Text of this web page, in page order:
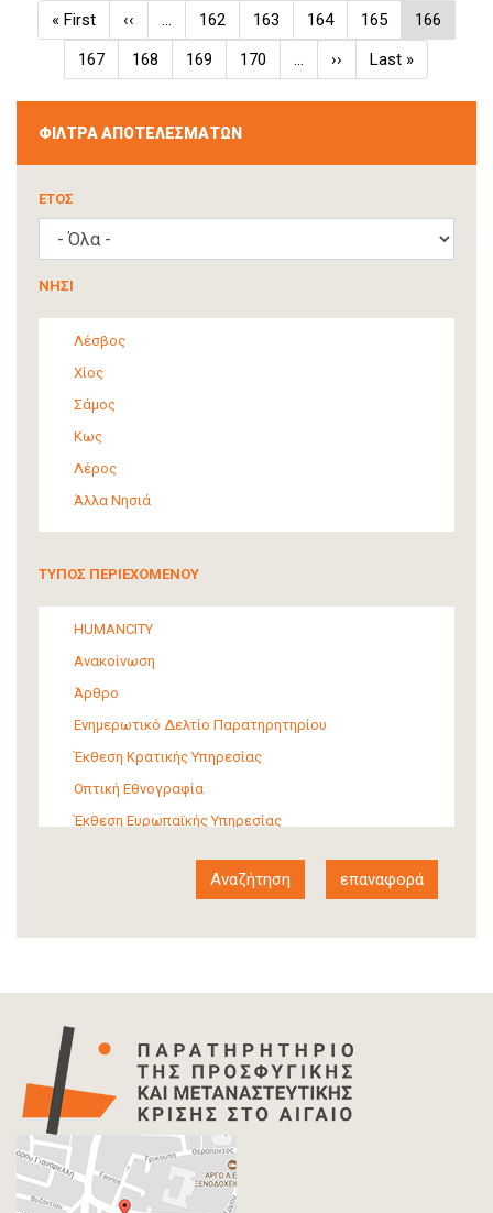
Σελιδοποίηση
First
page
« First
Προηγούμενη
σελίδα
‹‹ … Σελίδα
162 Σελίδα
163 Σελίδα
164 Σελίδα
165
Τρέχουσα
σελίδα
166
Σελίδα
167 Σελίδα
168 Σελίδα
169 Σελίδα
170 …
Next
page
››
Last
page
Last »
ΦΙΛΤΡΑ ΑΠΟΤΕΛΕΣΜΑΤΩΝ
ΈΤΟΣ
ΝΗΣΙ
Λέσβος
Χίος
Σάμος
Κως
Λέρος
Άλλα Νησιά
ΤΥΠΟΣ ΠΕΡΙΕΧΟΜΕΝΟΥ
HUMANCITY
Ανακοίνωση
Άρθρο
Ενημερωτικό Δελτίο Παρατηρητηρίου
Έκθεση Κρατικής Υπηρεσίας
Οπτική Εθνογραφία
Έκθεση Ευρωπαϊκής Υπηρεσίας
Έκθεση διεθνούς οργανισμού
Info-graphic
Επιστολή
Συνέντευξη
Πρωτογενές υλικό
Φωτογραφία